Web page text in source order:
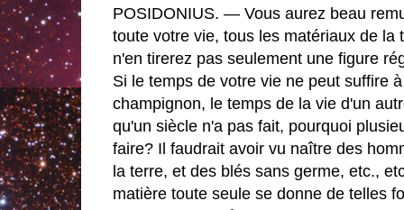
POSIDONIUS. — Vous aurez beau
toute votre vie, tous les matériaux de la
n'en tirerez pas seulement une figure
Si le temps de votre vie ne peut suffire
champignon, le temps de la vie d'un
qu'un siècle n'a pas fait, pourquoi
faire? Il faudrait avoir vu naître des
la terre, et des blés sans germe, etc.,
matière toute seule se donne de telles